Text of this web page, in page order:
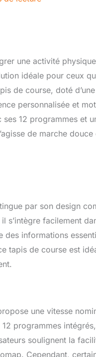
une activité
idéale pour ceux
de course, doté
personnalisée et
12 programmes et
de marche
par son design
facilement
informations
tapis de course est
une vitesse
programmes
soulignent la
Cependant,